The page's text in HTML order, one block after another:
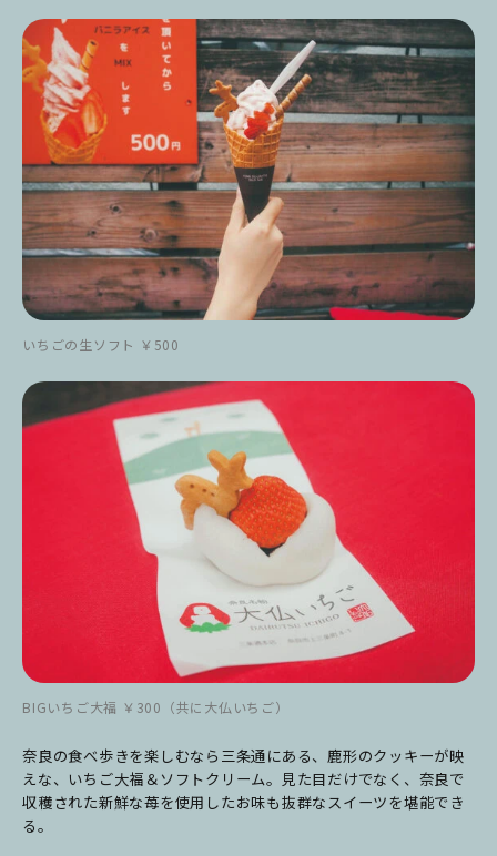
いちごの生ソフト ￥500
BIGいちご大福 ￥300（共に大仏いちご）
奈良の食べ歩きを楽しむなら三条通にある、鹿形のクッキーが映
えな、いちご大福＆ソフトクリーム。見た目だけでなく、奈良で
収穫された新鮮な苺を使用したお味も抜群なスイーツを堪能でき
る。